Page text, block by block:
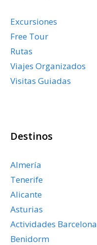
Excursiones
Free Tour
Rutas
Viajes Organizados
Visitas Guiadas
Destinos
Almería
Tenerife
Alicante
Asturias
Actividades Barcelona
Benidorm